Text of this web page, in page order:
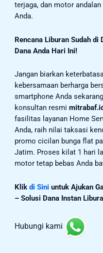
terjaga, dan motor
Anda.
Rencana Liburan Sudah di
Dana Anda Hari Ini!
Jangan biarkan
kebersamaan berharga
smartphone Anda
konsultan resmi mitrabaf.id
fasilitas layanan Home
Anda, raih nilai taksasi
promo cicilan bunga flat
Jatim. Proses kilat 1 hari
motor tetap bebas Anda
Klik di Sini untuk Ajukan
– Solusi Dana Instan
Hubungi kami